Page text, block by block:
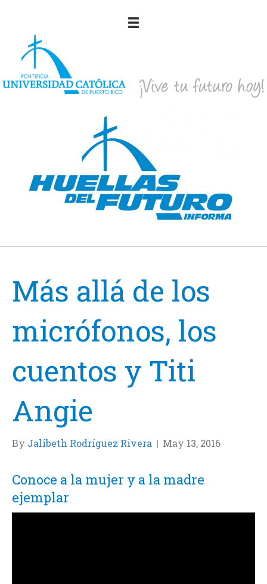
Más allá de los
micrófonos, los
cuentos y Titi
Angie
By Jalibeth Rodríguez Rivera | May 13, 2016
Conoce a la mujer y a la madre
ejemplar